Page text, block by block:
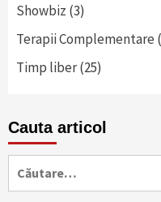
Showbiz (3)
Terapii Complementare
Timp liber(25)
Cauta articol
după: